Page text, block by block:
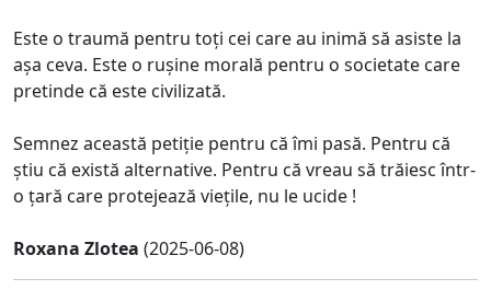
Este o traumă pentru toți cei care au inimă să asiste la
așa ceva. Este o rușine morală pentru o societate care
pretinde că este civilizată.
Semnez această petiție pentru că îmi pasă. Pentru că
știu că există alternative. Pentru că vreau să trăiesc într-
o țară care protejează viețile, nu le ucide !
Roxana Zlotea (2025-06-08)